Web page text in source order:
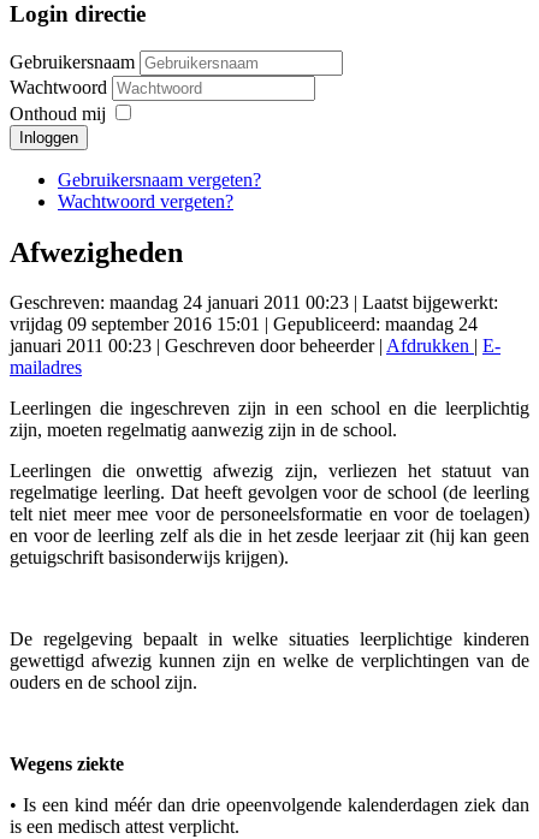
Login directie
Gebruikersnaam
Wachtwoord
Onthoud mij
Inloggen
Gebruikersnaam vergeten?
Wachtwoord vergeten?
Afwezigheden
Geschreven: maandag 24 januari 2011 00:23 | Laatst bijgewerkt:
vrijdag 09 september 2016 15:01 | Gepubliceerd: maandag 24
januari 2011 00:23 | Geschreven door beheerder| Afdrukken | E-
mailadres
Leerlingen die ingeschreven zijn in een school en die leerplichtig
zijn, moeten regelmatig aanwezig zijn in de school.
Leerlingen die onwettig afwezig zijn, verliezen het statuut van
regelmatige leerling. Dat heeft gevolgen voor de school (de leerling
telt niet meer mee voor de personeelsformatie en voor de toelagen)
en voor de leerling zelf als die in het zesde leerjaar zit (hij kan geen
getuigschrift basisonderwijs krijgen).
De regelgeving bepaalt in welke situaties leerplichtige kinderen
gewettigd afwezig kunnen zijn en welke de verplichtingen van de
ouders en de school zijn.
Wegens ziekte
• Is een kind méér dan drie opeenvolgende kalenderdagen ziek dan
is een medisch attest verplicht.